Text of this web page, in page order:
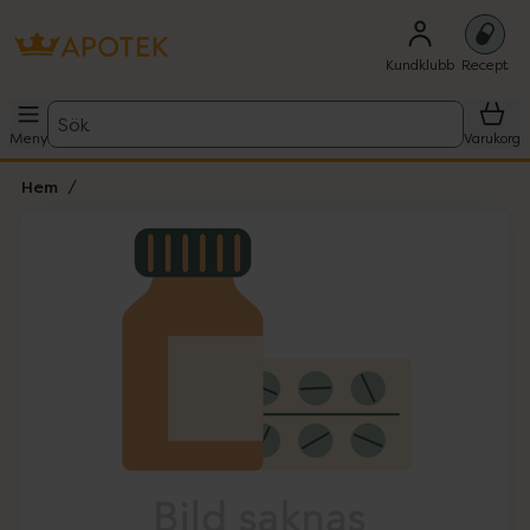
Kundklubb Recept
Meny
Sök
Varukorg
Hem
Lista: . Innehåller 1 objekt.